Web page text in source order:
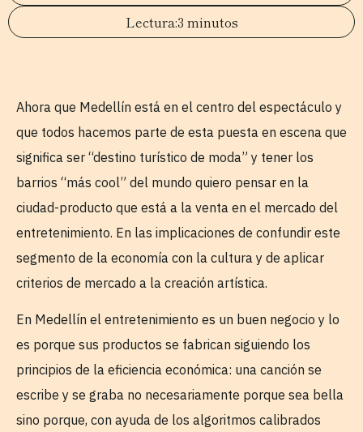
3 minutos
Ahora que Medellín está en el centro del espectáculo y
que todos hacemos parte de esta puesta en escena que
significa ser “destino turístico de moda” y tener los
barrios “más cool” del mundo quiero pensar en la
ciudad-producto que está a la venta en el mercado del
entretenimiento. En las implicaciones de confundir este
segmento de la economía con la cultura y de aplicar
criterios de mercado a la creación artística.
En Medellín el entretenimiento es un buen negocio y lo
es porque sus productos se fabrican siguiendo los
principios de la eficiencia económica: una canción se
escribe y se graba no necesariamente porque sea bella
sino porque, con ayuda de los algoritmos calibrados